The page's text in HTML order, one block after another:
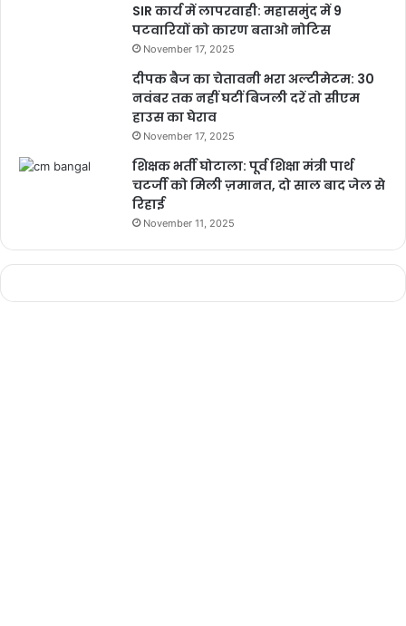
PM Modi Scheme 2023
यह योजना मूल रूप से छोटे और सीमांत किसानों (SMFs) के लिए थी, जिनके पास
2 हेक्टेयर तक की भूमि थी, लेकिन बाद में इस योजना का दायरा सभी भूमि के
मालिक किसानों तक बढ़ा दिया गया।
http://bulandhindustan.com/7758/toxic-
Toxic relationship : किसी रिश्ते में इन बातों को न करे,
नज़र अंदाज..9
SIR कार्य में लापरवाही: महासमुंद में 9
पटवारियों को कारण बताओ नोटिस
November 17, 2025
दीपक बैज का चेतावनी भरा अल्टीमेटम: 30
नवंबर तक नहीं घटीं बिजली दरें तो सीएम
हाउस का घेराव
November 17, 2025
शिक्षक भर्ती घोटाला: पूर्व शिक्षा मंत्री पार्थ
चटर्जी को मिली ज़मानत, दो साल बाद जेल से
रिहाई
November 11, 2025